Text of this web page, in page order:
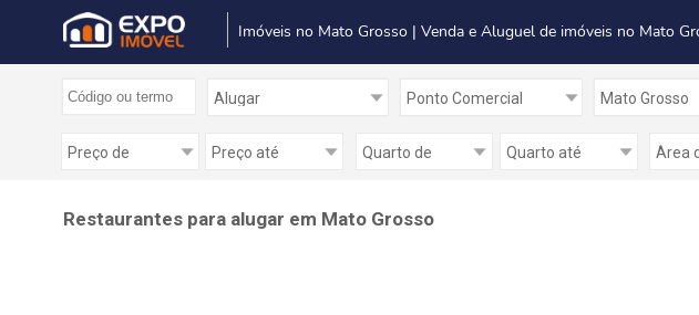
Imóveis no Mato Grosso | Venda e Aluguel de imóveis no Mato
Restaurantes para alugar em Mato Grosso